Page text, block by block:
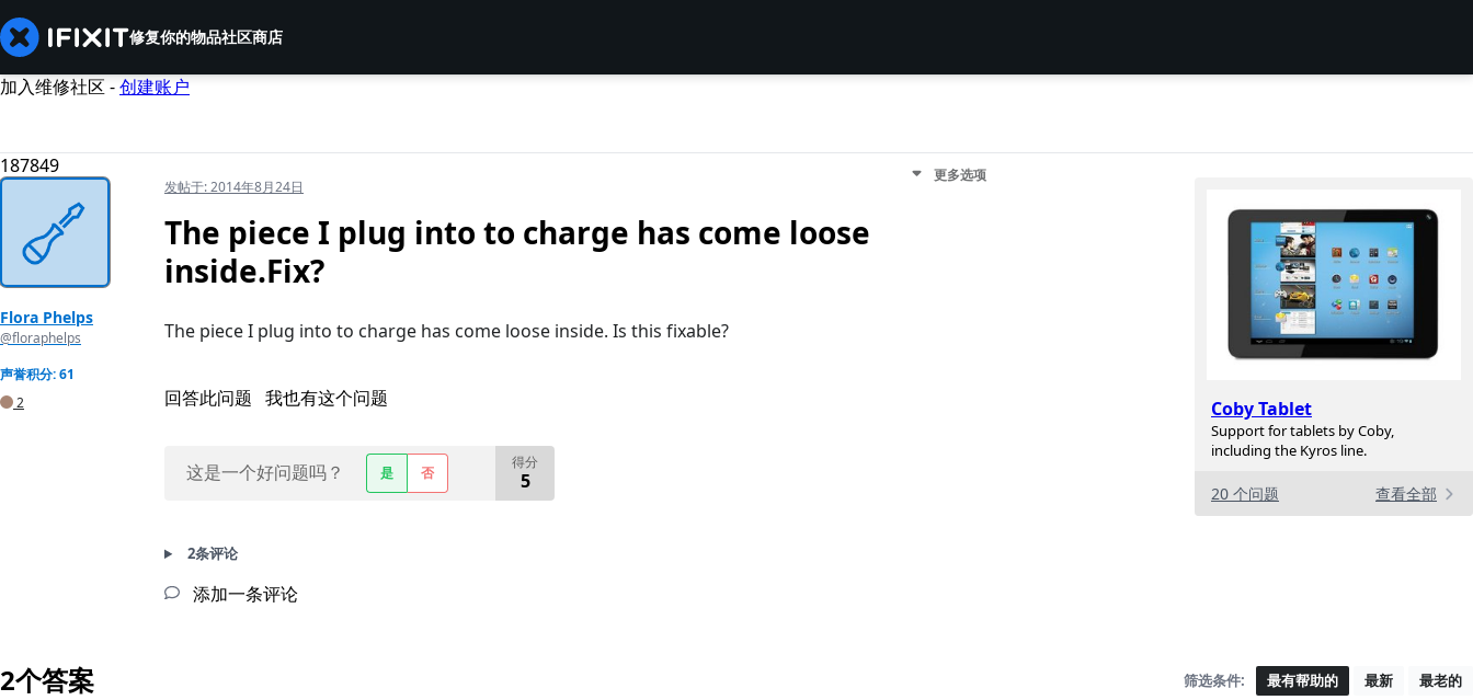
修复你的物品社区商店
加入维修社区 -创建账户
187849
Coby Tablet
Support for tablets by Coby,
including the Kyros line.
20 个问题 查看全部
Flora Phelps
@floraphelps
声誉积分: 61
2
发帖于:2014年8月24日
更多选项
The piece I plug into to charge has come loose
inside.Fix?
The piece I plug into to charge has come loose inside. Is this fixable?
回答此问题 我也有这个问题
这是一个好问题吗？ 是 否
得分
5
2条评论
添加一条评论
2个答案 筛选条件: 最有帮助的 最新 最老的